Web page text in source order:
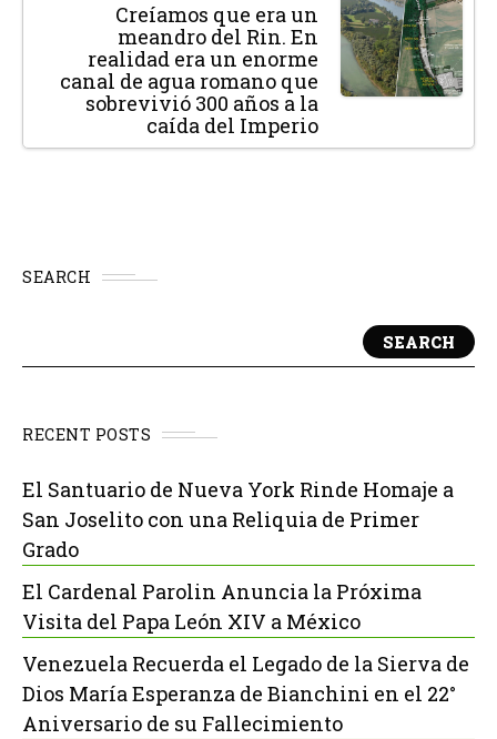
Creíamos que era un
meandro del Rin. En
realidad era un enorme
canal de agua romano que
sobrevivió 300 años a la
caída del Imperio
SEARCH
SEARCH
RECENT POSTS
El Santuario de Nueva York Rinde Homaje a
San Joselito con una Reliquia de Primer
Grado
El Cardenal Parolin Anuncia la Próxima
Visita del Papa León XIV a México
Venezuela Recuerda el Legado de la Sierva de
Dios María Esperanza de Bianchini en el 22°
Aniversario de su Fallecimiento